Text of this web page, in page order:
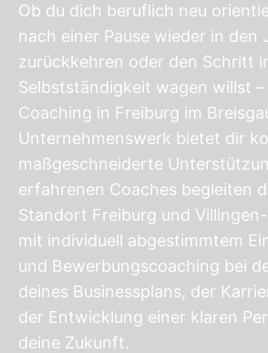
Ob du dich beruflich neu
nach einer Pause wieder in den
zurückkehren oder den Schritt
Selbstständigkeit wagen willst –
Coaching in Freiburg im
Unternehmenswerk bietet dir
maßgeschneiderte
erfahrenen Coaches begleiten
Standort Freiburg und
mit individuell abgestimmtem
und Bewerbungscoaching bei
deines Businessplans, der
der Entwicklung einer klaren
deine Zukunft.